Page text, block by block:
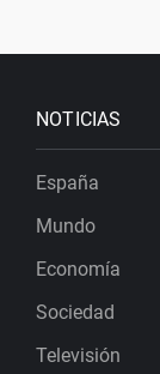
NOTICIAS
España
Mundo
Economía
Sociedad
Televisión